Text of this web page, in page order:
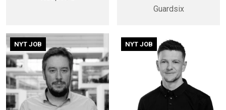
Guardsix
NYT JOB NYT JOB